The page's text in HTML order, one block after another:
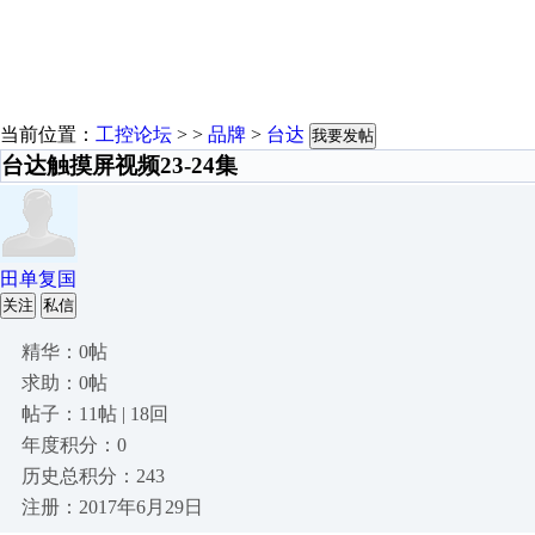
当前位置： 工控论坛 > > 品牌 > 台达 我要发帖
台达触摸屏视频23-24集
田单复国
关注 私信
精华：0帖
求助：0帖
帖子：11帖 | 18回
年度积分：0
历史总积分：243
注册：2017年6月29日